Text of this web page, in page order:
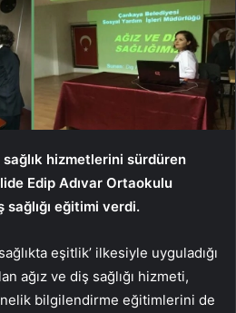
hizmetlerini sürdüren
Edip Adıvar Ortaokulu
eğitimi verdi.
eşitlik’ ilkesiyle uyguladığı
ağız ve diş sağlığı hizmeti,
bilgilendirme eğitimlerini de